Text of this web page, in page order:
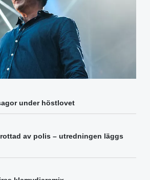
under höstlovet
av polis – utredningen läggs